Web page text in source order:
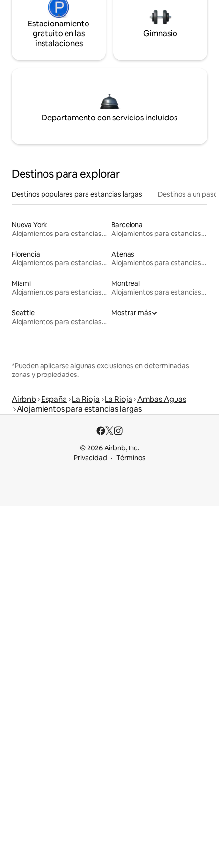
Estacionamiento
gratuito en las
instalaciones
Gimnasio
Departamento con servicios incluidos
Destinos para explorar
Destinos populares para estancias largas Destinos a un
Nueva York
Alojamientos para estancias largas
Barcelona
Alojamientos para estancias largas
Florencia
Alojamientos para estancias largas
Atenas
Alojamientos para estancias largas
Miami
Alojamientos para estancias largas
Montreal
Alojamientos para estancias largas
Seattle
Alojamientos para estancias largas
Mostrar más
*Pueden aplicarse algunas exclusiones en determinadas
zonas y propiedades.
Airbnb España La Rioja La Rioja Ambas Aguas
Alojamientos para estancias largas
© 2026 Airbnb, Inc.
Privacidad
Términos